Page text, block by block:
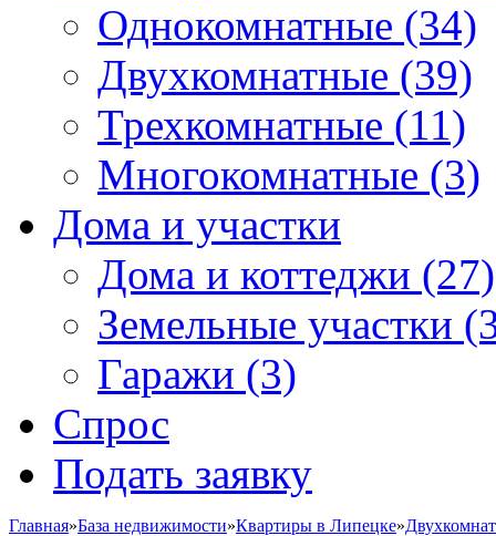
Однокомнатные (34)
Двухкомнатные (39)
Трехкомнатные (11)
Многокомнатные (3)
Дома и участки
Дома и коттеджи (27)
Земельные участки
Гаражи (3)
Спрос
Подать заявку
Главная»База недвижимости»Квартиры в Липецке»